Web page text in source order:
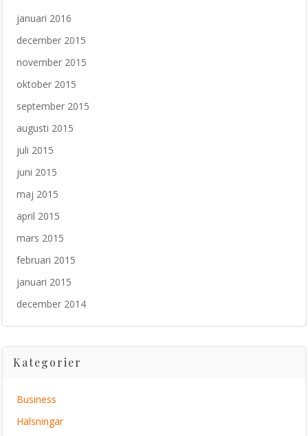
januari 2016
december 2015
november 2015
oktober 2015
september 2015
augusti 2015
juli 2015
juni 2015
maj 2015
april 2015
mars 2015
februari 2015
januari 2015
december 2014
Kategorier
Business
Hälsningar